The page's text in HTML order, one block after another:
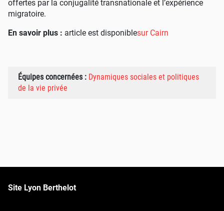
offertes par la conjugalité transnationale et l’expérience
migratoire.
En savoir plus : article est disponiblesur Cairn
Équipes concernées : Dynamiques sociales et politiques
de la vie privée
Site Lyon Berthelot